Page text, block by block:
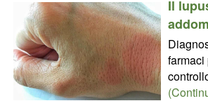
Il
farmaci